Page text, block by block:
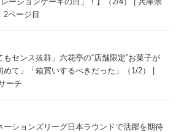
2ページ目
もセンス抜群」六花亭の“店舗限定”お菓子が
て」「箱買いするべきだった」（1/2） |
ーチ
ーションズリーグ日本ラウンドで活躍を期待